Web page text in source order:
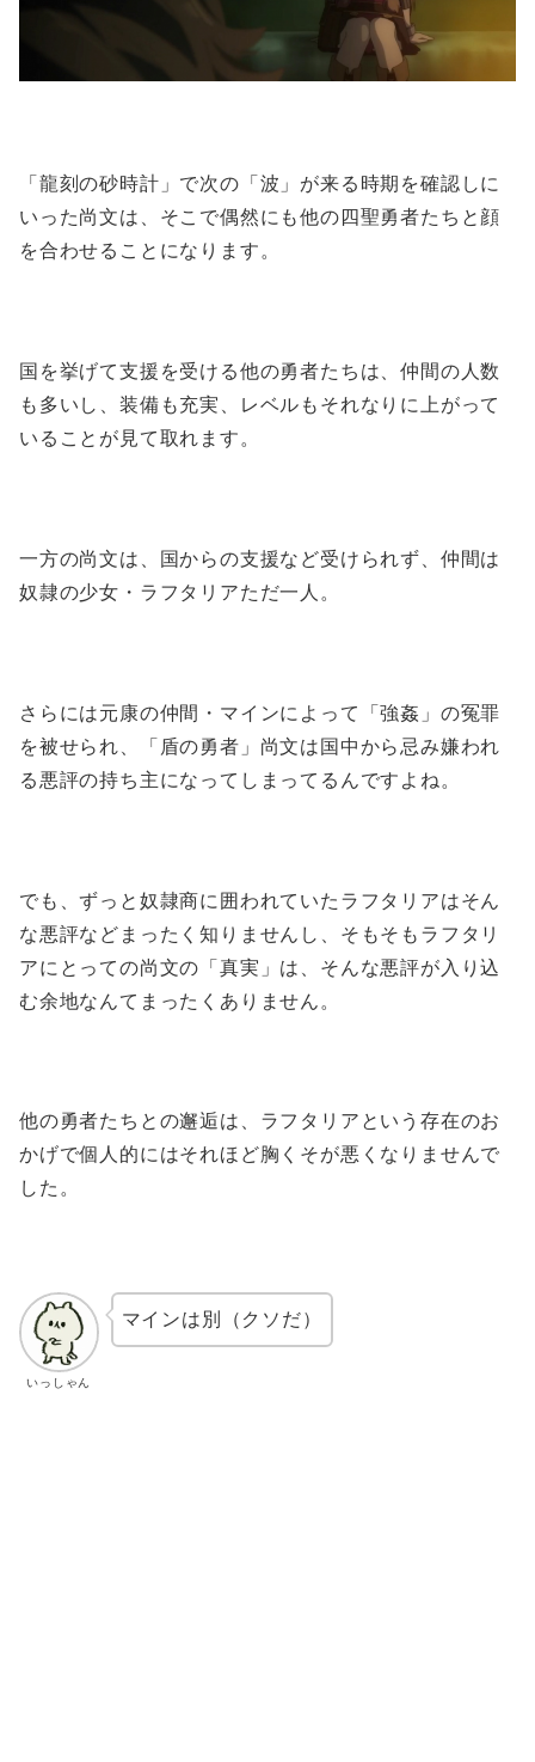
「龍刻の砂時計」で次の「波」が来る時期を確認しに
いった尚文は、そこで偶然にも他の四聖勇者たちと顔
を合わせることになります。
国を挙げて支援を受ける他の勇者たちは、仲間の人数
も多いし、装備も充実、レベルもそれなりに上がって
いることが見て取れます。
一方の尚文は、国からの支援など受けられず、仲間は
奴隷の少女・ラフタリアただ一人。
さらには元康の仲間・マインによって「強姦」の冤罪
を被せられ、「盾の勇者」尚文は国中から忌み嫌われ
る悪評の持ち主になってしまってるんですよね。
でも、ずっと奴隷商に囲われていたラフタリアはそん
な悪評などまったく知りませんし、そもそもラフタリ
アにとっての尚文の「真実」は、そんな悪評が入り込
む余地なんてまったくありません。
他の勇者たちとの邂逅は、ラフタリアという存在のお
かげで個人的にはそれほど胸くそが悪くなりませんで
した。
いっしゃん
マインは別（クソだ）